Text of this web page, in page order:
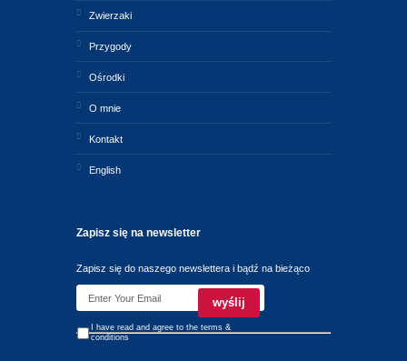
Zwierzaki
Przygody
Ośrodki
O mnie
Kontakt
English
Zapisz się na newsletter
Zapisz się do naszego newslettera i bądź na bieżąco
I have read and agree to the terms &
conditions